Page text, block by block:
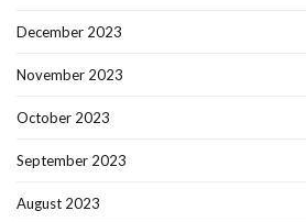
December 2023
November 2023
October 2023
September 2023
August 2023